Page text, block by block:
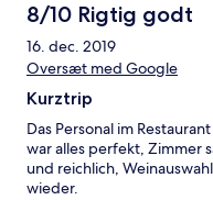
8/10 Rigtig godt
16. dec. 2019
Oversæt med Google
Kurztrip
Das Personal im
war alles perfekt, Zimmer
und reichlich,
wieder.